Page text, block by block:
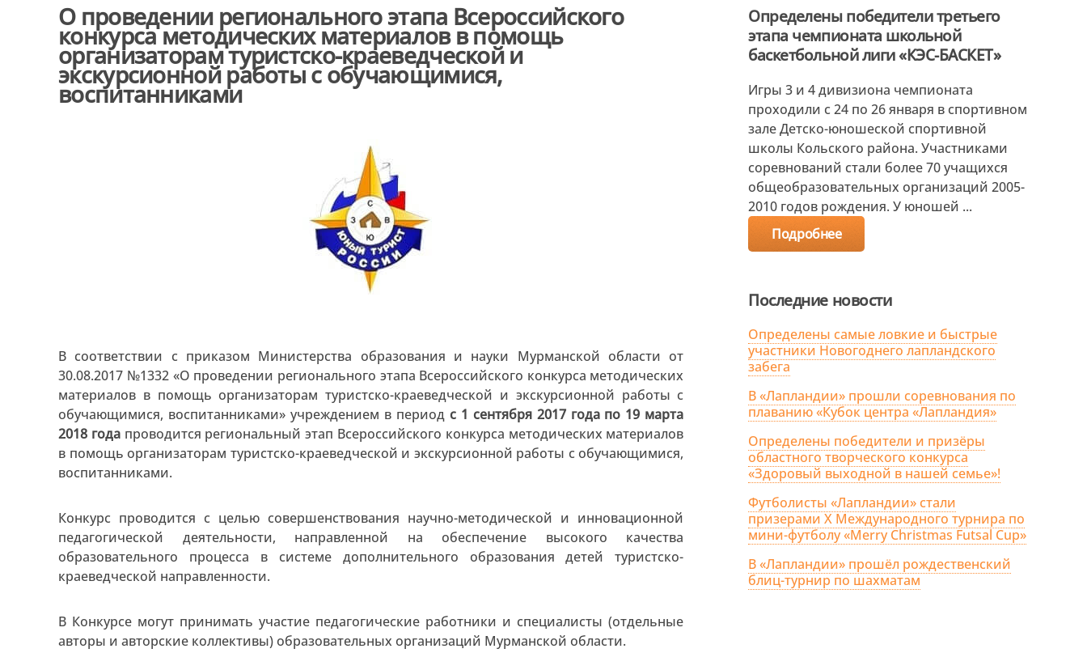
О проведении регионального этапа Всероссийского
конкурса методических материалов в помощь
организаторам туристско-краеведческой и
экскурсионной работы с обучающимися,
воспитанниками
В соответствии с приказом Министерства образования и науки Мурманской области от
30.08.2017 №1332 «О проведении регионального этапа Всероссийского конкурса методических
материалов в помощь организаторам туристско-краеведческой и экскурсионной работы с
обучающимися, воспитанниками» учреждением в период с 1 сентября 2017 года по 19 марта
2018 годапроводится региональный этап Всероссийского конкурса методических материалов
в помощь организаторам туристско-краеведческой и экскурсионной работы с обучающимися,
воспитанниками.
Конкурс проводится с целью совершенствования научно-методической и инновационной
педагогической деятельности, направленной на обеспечение высокого качества
образовательного процесса в системе дополнительного образования детей туристско-
краеведческой направленности.
В Конкурсе могут принимать участие педагогические работники и специалисты (отдельные
авторы и авторские коллективы) образовательных организаций Мурманской области.
Определены победители третьего
этапа чемпионата школьной
баскетбольной лиги «КЭС-БАСКЕТ»
Игры 3 и 4 дивизиона чемпионата
проходили с 24 по 26 января в спортивном
зале Детско-юношеской спортивной
школы Кольского района. Участниками
соревнований стали более 70 учащихся
общеобразовательных организаций 2005-
2010 годов рождения. У юношей ...
Подробнее
Последние новости
Определены самые ловкие и быстрые
участники Новогоднего лапландского
забега
В «Лапландии» прошли соревнования по
плаванию «Кубок центра «Лапландия»
Определены победители и призёры
областного творческого конкурса
«Здоровый выходной в нашей семье»!
Футболисты «Лапландии» стали
призерами X Международного турнира по
мини-футболу «Merry Christmas Futsal Cup»
В «Лапландии» прошёл рождественский
блиц-турнир по шахматам